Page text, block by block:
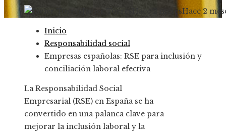
Javier Torres Hace 2 mesesHace 2
Inicio
Responsabilidad social
Empresas españolas: RSE para inclusión y
conciliación laboral efectiva
La Responsabilidad Social
Empresarial (RSE) en España se ha
convertido en una palanca clave para
mejorar la inclusión laboral y la